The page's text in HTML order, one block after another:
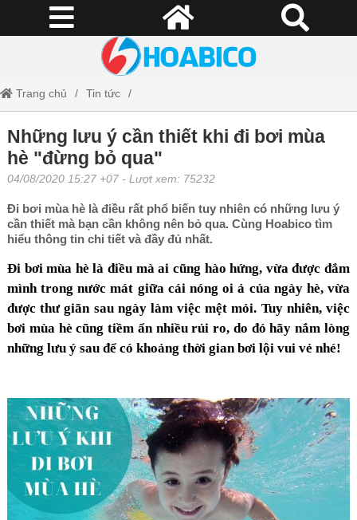
Trang chủ Tin tức
Những lưu ý cần thiết khi đi bơi mùa hè "đừng bỏ qua"
Những lưu ý cần thiết khi đi bơi mùa
hè "đừng bỏ qua"
04/08/2020 15:27 +07 - Lượt xem: 75232
Đi bơi mùa hè là điều rất phổ biến tuy nhiên có những lưu ý
cần thiết mà bạn cần không nên bỏ qua. Cùng Hoabico tìm
hiểu thông tin chi tiết và đầy đủ nhất.
Đi bơi mùa hè là điều mà ai cũng hào hứng, vừa được đắm
mình trong nước mát giữa cái nóng oi ả của ngày hè, vừa
được thư giãn sau ngày làm việc mệt mỏi. Tuy nhiên, việc
bơi mùa hè cũng tiềm ẩn nhiều rủi ro, do đóhãy nắm lòng
những lưu ý sau để có khoảng thời gian bơi lội vui vẻ nhé!